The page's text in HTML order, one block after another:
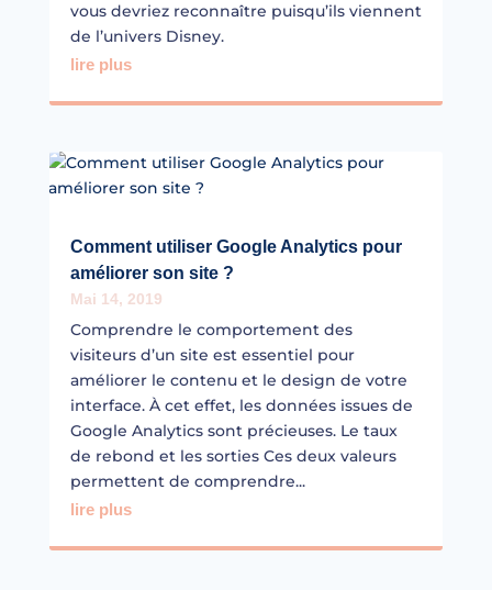
vous devriez reconnaître puisqu’ils viennent
de l’univers Disney.
lire plus
Comment utiliser Google Analytics pour
améliorer son site ?
Mai 14, 2019
Comprendre le comportement des
visiteurs d’un site est essentiel pour
améliorer le contenu et le design de votre
interface. À cet effet, les données issues de
Google Analytics sont précieuses. Le taux
de rebond et les sorties Ces deux valeurs
permettent de comprendre...
lire plus